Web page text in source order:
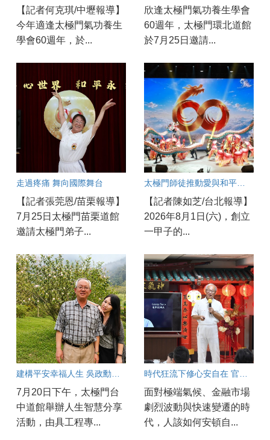
【記者何克琪/中壢報導】
今年適逢太極門氣功養生
學會60週年，於...
欣逢太極門氣功養生學會
60週年，太極門環北道館
於7月25日邀請...
走過疼痛 舞向國際舞台
【記者張莞恩/苗栗報導】
7月25日太極門苗栗道館
邀請太極門弟子...
【記者陳如芝/台北報導】
2026年8月1日(六)，創立
一甲子的...
建構平安幸福人生 吳政勳分享以良心與正能量守護工安
7月20日下午，太極門台
中道館舉辦人生智慧分享
活動，由具工程專...
時代狂流下修心安自在 官大愋：真正要投資的是人心
面對極端氣候、金融市場
劇烈波動與快速變遷的時
代，人該如何安頓自...